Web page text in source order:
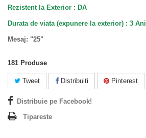
Rezistent la Exterior : DA
Durata de viata (expunere la exterior) : 3 Ani
Mesaj: "25"
181 Produse
Tweet Distribuiti Pinterest
Distribuie pe Facebook!
Tipareste